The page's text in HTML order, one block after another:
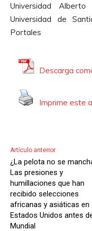
Universidad
Universidad de
Portales
Descarga
Imprime este
Artículo anterior
¿La pelota no se
Las presiones y
humillaciones que han
recibido selecciones
africanas y asiáticas en
Estados Unidos antes
Mundial